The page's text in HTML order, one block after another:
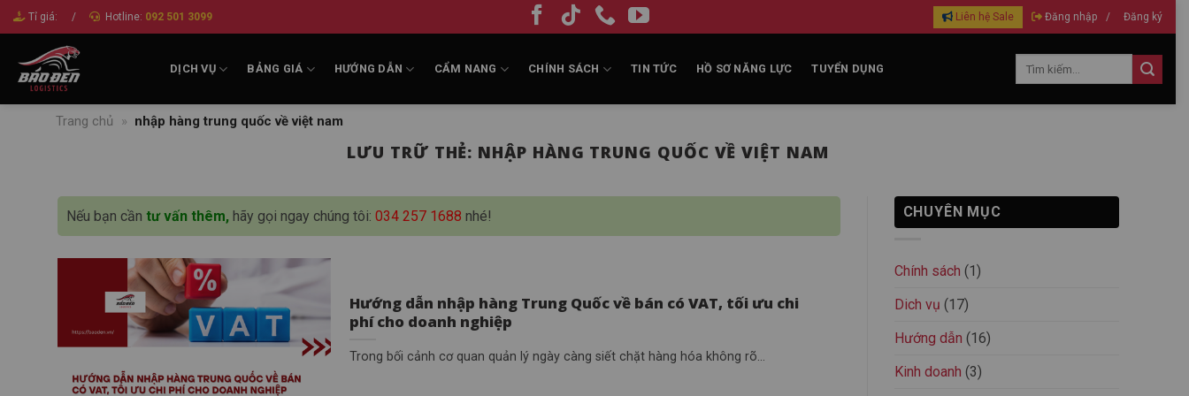
qua
dung
Tỉ giá: / Hotline: 092 501 3099 Liên hệ Sale Đăng nhập / Đăng ký
DỊCH VỤ BẢNG GIÁ HƯỚNG DẪN CẨM NANG CHÍNH SÁCH TIN TỨC HỒ SƠ NĂNG LỰC TUYỂN DỤNG
Trang chủ » nhập hàng trung quốc về việt nam
LƯU TRỮ THẺ: NHẬP HÀNG TRUNG QUỐC VỀ VIỆT NAM
Nếu bạn cần tư vấn thêm,hãy gọi ngay chúng tôi: 034 257 1688 nhé!
Hướng dẫn nhập hàng Trung Quốc về bán có VAT, tối ưu chi
phí cho doanh nghiệp
Trong bối cảnh cơ quan quản lý ngày càng siết chặt hàng hóa không rõ...
CHUYÊN MỤC
Chính sách (1)
Dich vụ (17)
Hướng dẫn (16)
Kinh doanh (3)